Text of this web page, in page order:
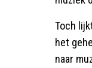
Toch
het
naar